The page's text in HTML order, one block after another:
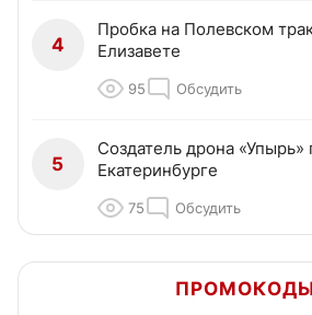
4
Пробка на Полевском
Елизавете
95 Обсудить
5
Создатель дрона «Упырь»
Екатеринбурге
75 Обсудить
ПРОМОКОДЫ